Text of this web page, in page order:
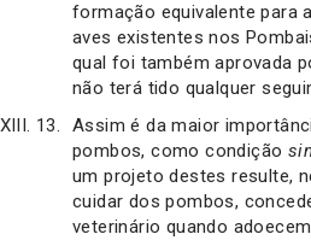
formação equivalente para
aves existentes nos
qual foi também aprovada
não terá tido qualquer
Assim é da maior
pombos, como condição
um projeto destes resulte,
cuidar dos pombos,
veterinário quando